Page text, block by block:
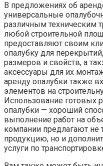
В предложениях об
универсальные
различным техническим
любой строительной
предоставляют своим
опалубку для
размеров и свойств, а
аксессуары для их
аренду опалубки также
элементов на
Использование готовых
опалубки — хороший
выполнение работ на
компании предлагают не
продукцию, но и
услуги по